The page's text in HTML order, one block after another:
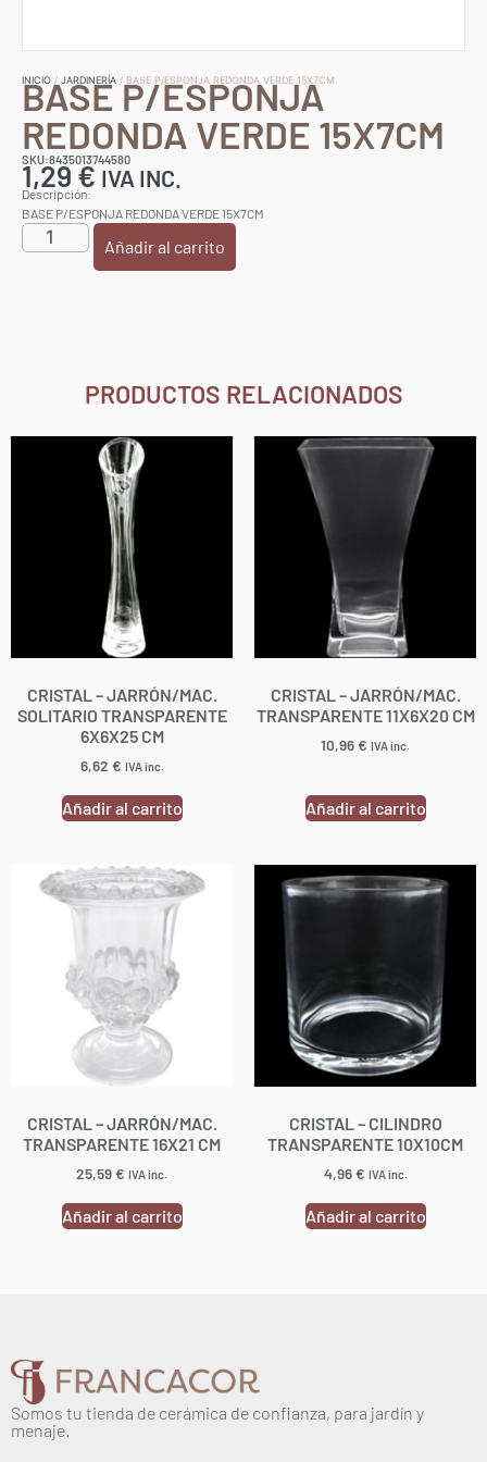
INICIO / JARDINERÍA / BASE P/ESPONJA REDONDA VERDE 15X7CM
BASE P/ESPONJA
REDONDA VERDE 15X7CM
SKU:8435013744580
1,29€ IVA INC.
Descripción:
BASE P/ESPONJA REDONDA VERDE 15X7CM
Añadir al carrito
PRODUCTOS RELACIONADOS
CRISTAL – JARRÓN/MAC.
SOLITARIO TRANSPARENTE
6X6X25 CM
6,62 € IVA inc.
Añadir al carrito
CRISTAL – JARRÓN/MAC.
TRANSPARENTE 11X6X20 CM
10,96€ IVA inc.
Añadir al carrito
CRISTAL – JARRÓN/MAC.
TRANSPARENTE 16X21 CM
25,59€ IVA inc.
Añadir al carrito
CRISTAL – CILINDRO
TRANSPARENTE 10X10CM
4,96€ IVA inc.
Añadir al carrito
Somos tu tienda de cerámica de confianza, para jardín y
menaje.